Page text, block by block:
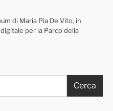
di Maria Pia De Vito, in
per la Parco della
Cerca